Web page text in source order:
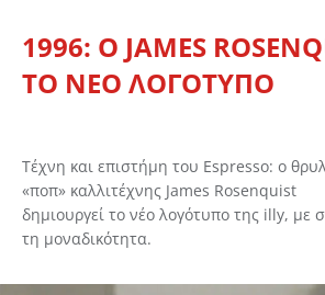
1996: Ο JAMES
ΤΟ ΝΕΟ ΛΟΓΟΤΥΠΟ
Τέχνη και επιστήμη του Espresso: ο
«ποπ» καλλιτέχνης James Rosenquist
δημιουργεί το νέο λογότυπο της illy, με
τη μοναδικότητα.